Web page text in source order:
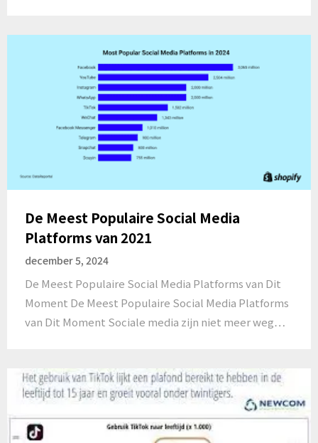
De Meest Populaire Social Media
Platforms van 2021
december 5, 2024
De Meest Populaire Social Media Platforms van Dit
Moment De Meest Populaire Social Media Platforms
van Dit Moment Sociale media zijn niet meer weg…